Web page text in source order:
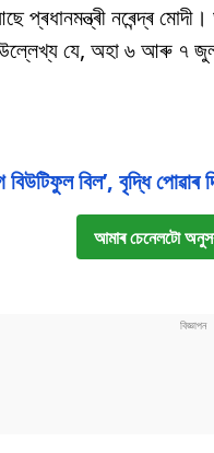
প্ৰধানমন্ত্ৰী নৰেন্দ্ৰ
যে, অহা ৬ আৰু ৭
বিল’, বৃদ্ধি
আমাৰ চেনেলটো